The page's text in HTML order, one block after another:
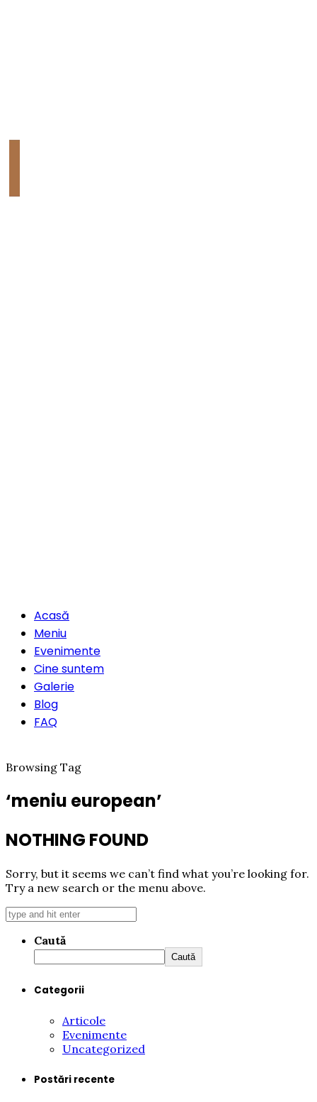
Acasă
Meniu
Evenimente
Cine suntem
Galerie
Blog
FAQ
Browsing Tag
‘meniu european’
NOTHING FOUND
Sorry, but it seems we can’t find what you’re looking for.
Try a new search or the menu above.
Caută
Caută
Categorii
Articole
Evenimente
Uncategorized
Postări recente